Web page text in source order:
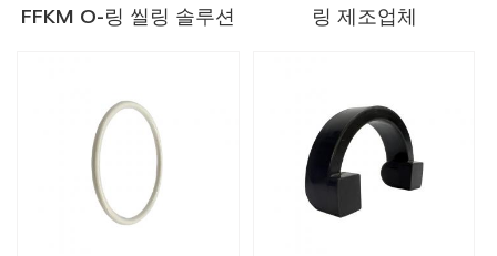
FFKM O-링 씰링 솔루션
링 제조업체